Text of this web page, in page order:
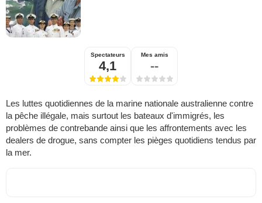
Spectateurs
4,1
Mes amis
--
Les luttes quotidiennes de la marine nationale australienne contre
la pêche illégale, mais surtout les bateaux d'immigrés, les
problèmes de contrebande ainsi que les affrontements avec les
dealers de drogue, sans compter les pièges quotidiens tendus par
la mer.